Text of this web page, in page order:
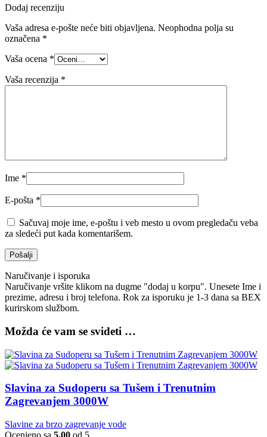
Dodaj recenziju
Vaša adresa e-pošte neće biti objavljena. Neophodna polja su
označena *
Vaša ocena *
Vaša recenzija *
Ime *
E-pošta *
Sačuvaj moje ime, e-poštu i veb mesto u ovom pregledaču veba
za sledeći put kada komentarišem.
Naručivanje i isporuka
Naručivanje vršite klikom na dugme "dodaj u korpu". Unesete Ime i
prezime, adresu i broj telefona. Rok za isporuku je 1-3 dana sa BEX
kurirskom službom.
Možda će vam se svideti …
Slavina za Sudoperu sa Tušem i Trenutnim
Zagrevanjem 3000W
Slavine za brzo zagrevanje vode